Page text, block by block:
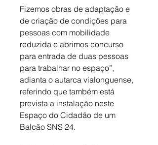
Fizemos obras de adaptação e
de criação de condições para
pessoas com mobilidade
reduzida e abrimos concurso
para entrada de duas pessoas
para trabalhar no espaço”,
adianta o autarca vialonguense,
referindo que também está
prevista a instalação neste
Espaço do Cidadão de um
Balcão SNS 24.